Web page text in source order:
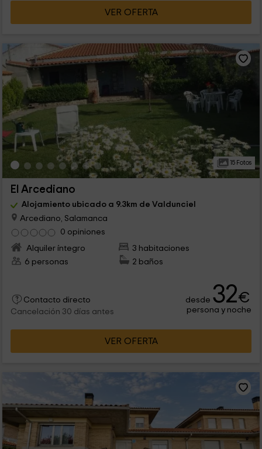
VER OFERTA
15 Fotos
El Arcediano
Alojamiento ubicado a 9.3km de Valdunciel
Arcediano, Salamanca
0 opiniones
Alquiler íntegro
3 habitaciones
6 personas
2 baños
Contacto directo
Cancelación 30 días antes
desde 32€
persona y noche
VER OFERTA